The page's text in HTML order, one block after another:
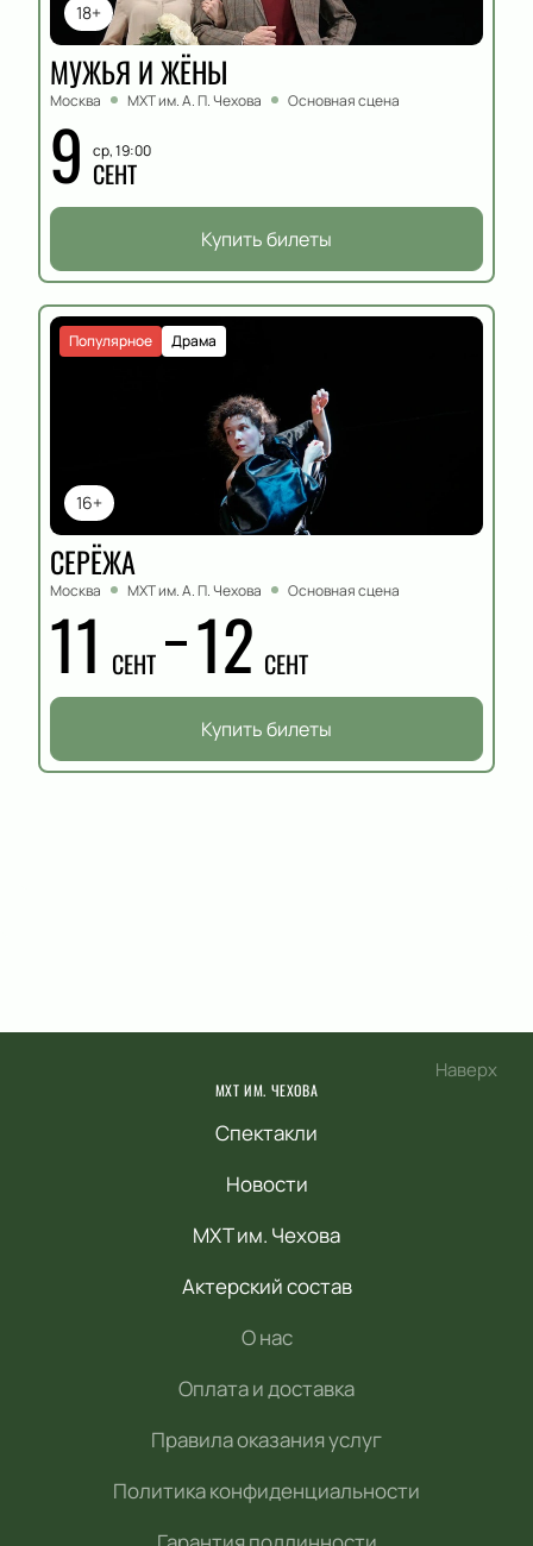
18+
МУЖЬЯ И ЖЁНЫ
Москва МХТ им. А. П. Чехова Основная сцена
9 ср, 19:00
СЕНТ
Купить билеты
16+
Драма
Популярное
СЕРЁЖА
Москва МХТ им. А. П. Чехова Основная сцена
11 СЕНТ 12 СЕНТ
Купить билеты
Наверх
МХТ ИМ. ЧЕХОВА
Спектакли
Новости
МХТ им. Чехова
Актерский состав
О нас
Оплата и доставка
Правила оказания услуг
Политика конфиденциальности